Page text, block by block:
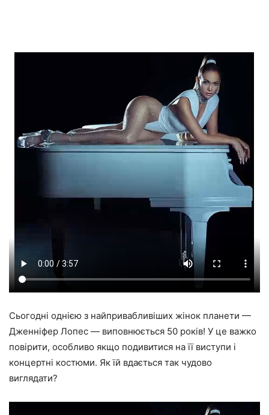
Сьогодні однією з найпривабливіших жінок планети —
Дженніфер Лопес — виповнюється 50 років! У це важко
повірити, особливо якщо подивитися на її виступи і
концертні костюми. Як їй вдається так чудово
виглядати?